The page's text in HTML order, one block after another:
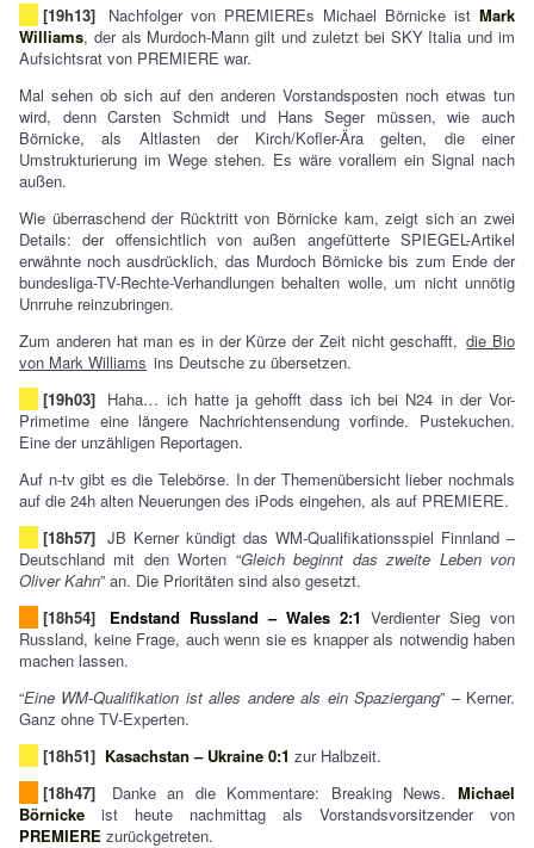
[19h13]
Nachfolger von PREMIEREs Michael Börnicke ist Mark
Williams, der als Murdoch-Mann gilt und zuletzt bei SKY Italia und im
Aufsichtsrat von PREMIERE war.
Mal sehen ob sich auf den anderen Vorstandsposten noch etwas tun
wird, denn Carsten Schmidt und Hans Seger müssen, wie auch
Börnicke, als Altlasten der Kirch/Kofler-Ära gelten, die einer
Umstrukturierung im Wege stehen. Es wäre vorallem ein Signal nach
außen.
Wie überraschend der Rücktritt von Börnicke kam, zeigt sich an zwei
Details: der offensichtlich von außen angefütterte SPIEGEL-Artikel
erwähnte noch ausdrücklich, das Murdoch Börnicke bis zum Ende der
bundesliga-TV-Rechte-Verhandlungen behalten wolle, um nicht unnötig
Unrruhe reinzubringen.
Zum anderen hat man es in der Kürze der Zeit nicht geschafft, die Bio
von Mark Williams ins Deutsche zu übersetzen.
[19h03] Haha… ich hatte ja gehofft dass ich bei N24 in der Vor-
Primetime eine längere Nachrichtensendung vorfinde. Pustekuchen.
Eine der unzähligen Reportagen.
Auf n-tv gibt es die Telebörse. In der Themenübersicht lieber nochmals
auf die 24h alten Neuerungen des iPods eingehen, als auf PREMIERE.
[18h57] JB Kerner kündigt das WM-Qualifikationsspiel Finnland –
Deutschland mit den Worten “Gleich beginnt das zweite Leben von
Oliver Kahn” an. Die Prioritäten sind also gesetzt.
[18h54]
Endstand Russland – Wales 2:1 Verdienter Sieg von
Russland, keine Frage, auch wenn sie es knapper als notwendig haben
machen lassen.
“Eine WM-Qualifikation ist alles andere als ein Spaziergang” – Kerner.
Ganz ohne TV-Experten.
[18h51] Kasachstan – Ukraine 0:1 zur Halbzeit.
[18h47]
Danke an die Kommentare: Breaking News. Michael
Börnicke ist heute nachmittag als Vorstandsvorsitzender von
PREMIERE zurückgetreten.